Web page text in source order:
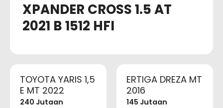
XPANDER CROSS 1.5 AT
2021 B 1512 HFI
TOYOTA YARIS 1,5
E MT 2022
240 Jutaan
ERTIGA DREZA MT
2016
145 Jutaan